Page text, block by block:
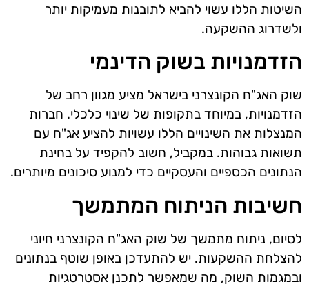
השיטות הללו עשוי להביא לתובנות מעמיקות יותר
ולשדרוג ההשקעה.
הזדמנויות בשוק הדינמי
שוק האג"ח הקונצרני בישראל מציע מגוון רחב של
הזדמנויות, במיוחד בתקופות של שינוי כלכלי. חברות
המנצלות את השינויים הללו עשויות להציע אג"ח עם
תשואות גבוהות. במקביל, חשוב להקפיד על בחינת
הנתונים הכספיים והעסקיים כדי למנוע סיכונים מיותרים.
חשיבות הניתוח המתמשך
לסיום, ניתוח מתמשך של שוק האג"ח הקונצרני חיוני
להצלחת ההשקעות. יש להתעדכן באופן שוטף בנתונים
ובמגמות השוק, מה שמאפשר לתכנן אסטרטגיות